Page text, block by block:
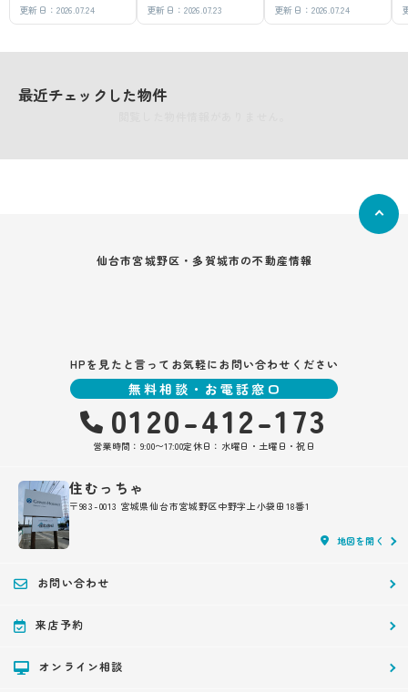
更新日：2026.07.24
更新日：2026.07.23
更新日：2026.07.24
最近チェックした物件
仙台市宮城野区・多賀城市の不動産情報
HPを見たと言ってお気軽にお問い合わせください
無料相談・お電話窓口
0120-412-173
営業時間：9:00〜17:00定休日：水曜日・土曜日・祝日
住むっちゃ
〒983-0013 宮城県仙台市宮城野区中野字上小袋田18番1
地図を開く
お問い合わせ
来店予約
オンライン相談